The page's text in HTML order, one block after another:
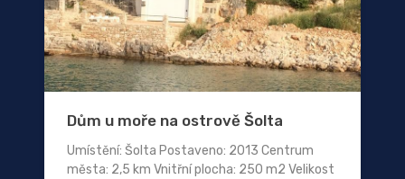
Dům u moře na ostrově Šolta
Umístění: Šolta Postaveno: 2013 Centrum
města: 2,5 km Vnitřní plocha: 250 m2 Velikost